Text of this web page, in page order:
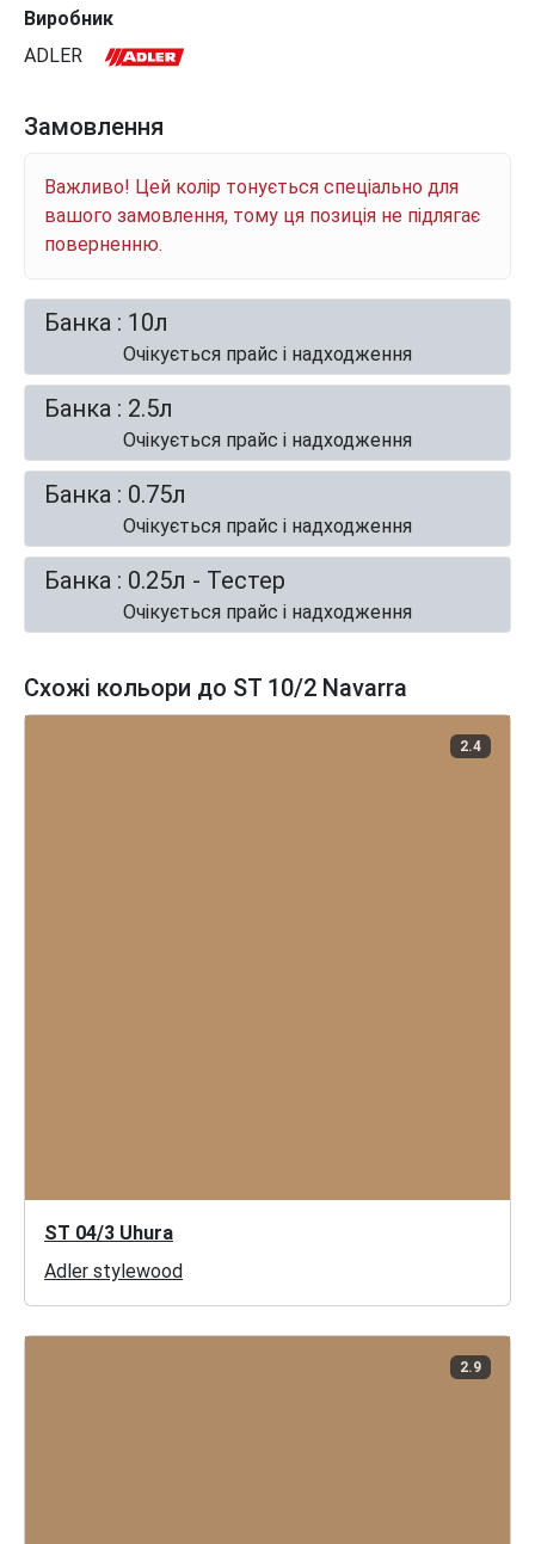
Виробник
ADLER
Замовлення
Важливо! Цей колір тонується спеціально для
вашого замовлення, тому ця позиція не підлягає
поверненню.
Банка : 10л
Очікується прайс і надходження
Банка : 2.5л
Очікується прайс і надходження
Банка : 0.75л
Очікується прайс і надходження
Банка : 0.25л - Тестер
Очікується прайс і надходження
Схожі кольори до ST 10/2 Navarra
2.4
ST 04/3 Uhura
Adler stylewood
2.9